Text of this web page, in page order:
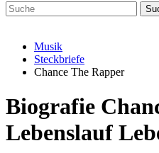
Musik
Steckbriefe
Chance The Rapper
Biografie
Lebenslauf